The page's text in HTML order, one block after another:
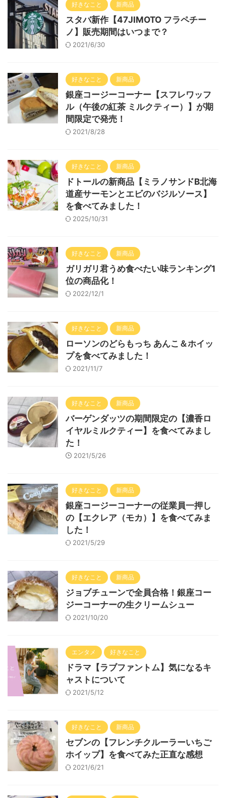
好きなこと 新商品
スタバ新作【47JIMOTO フラペチー
ノ】販売期間はいつまで？
2021/6/30
好きなこと 新商品
銀座コージーコーナー【スフレワッフ
ル（午後の紅茶 ミルクティー）】が期
間限定で発売！
2021/8/28
好きなこと 新商品
ドトールの新商品【ミラノサンドB北海
道産サーモンとエビのバジルソース】
を食べてみました！
2025/10/31
好きなこと 新商品
ガリガリ君うめ食べたい味ランキング1
位の商品化！
2022/12/1
好きなこと 新商品
ローソンのどらもっち あんこ＆ホイッ
プを食べてみました！
2021/11/7
好きなこと 新商品
バーゲンダッツの期間限定の【濃香ロ
イヤルミルクティー】を食べてみまし
た！
2021/5/26
好きなこと 新商品
銀座コージーコーナーの従業員一押し
の【エクレア（モカ）】を食べてみま
した！
2021/5/29
好きなこと 新商品
ジョブチューンで全員合格！銀座コー
ジーコーナーの生クリームシュー
2021/10/20
エンタメ 好きなこと
ドラマ【ラブファントム】気になるキ
ャストについて
2021/5/12
好きなこと 新商品
セブンの【フレンチクルーラーいちご
ホイップ】を食べてみた正直な感想
2021/6/21